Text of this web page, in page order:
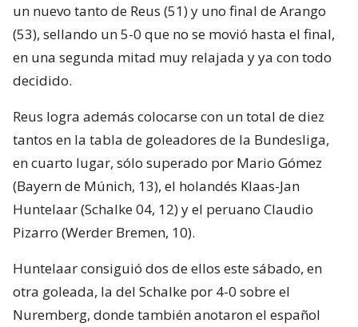
un nuevo tanto de Reus (51) y uno final de Arango
(53), sellando un 5-0 que no se movió hasta el final,
en una segunda mitad muy relajada y ya con todo
decidido.
Reus logra además colocarse con un total de diez
tantos en la tabla de goleadores de la Bundesliga,
en cuarto lugar, sólo superado por Mario Gómez
(Bayern de Múnich, 13), el holandés Klaas-Jan
Huntelaar (Schalke 04, 12) y el peruano Claudio
Pizarro (Werder Bremen, 10).
Huntelaar consiguió dos de ellos este sábado, en
otra goleada, la del Schalke por 4-0 sobre el
Nuremberg, donde también anotaron el español